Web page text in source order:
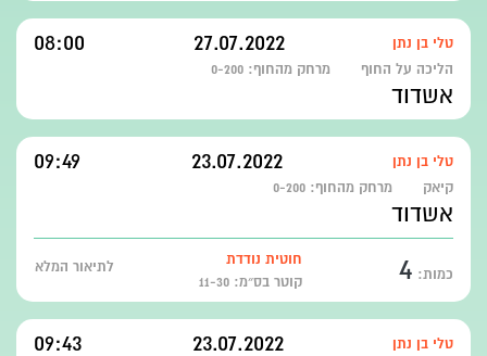
טלי בן נתן 27.07.2022
08:00
הליכה על החוף מרחק מהחוף: 0-200
אשדוד
טלי בן נתן 23.07.2022
09:49
קיאק מרחק מהחוף: 0-200
אשדוד
כמות: 4
חוטית נודדת
קוטר בס״מ: 11-30
לתיאור המלא
טלי בן נתן 23.07.2022
09:43